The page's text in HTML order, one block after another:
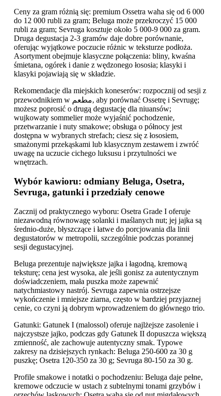
Ceny za gram różnią się: premium Ossetra waha się od 6 000
do 12 000 rubli za gram; Beluga może przekroczyć 15 000
rubli za gram; Sevruga kosztuje około 5 000-9 000 za gram.
Druga degustacja 2-3 gramów daje dobre porównanie,
oferując wyjątkowe poczucie różnic w teksturze podłoża.
Asortyment obejmuje klasyczne połączenia: bliny, kwaśna
śmietana, ogórek i danie z wędzonego łososia; klasyki i
klasyki pojawiają się w składzie.
Rekomendacje dla miejskich koneserów: rozpocznij od sesji z
przewodnikiem w مطعم, aby porównać Ossetrę i Sevrugę;
możesz poprosić o drugą degustację dla niuansów;
wujkowaty sommelier może wyjaśnić pochodzenie,
przetwarzanie i nuty smakowe; obsługa o północy jest
dostępna w wybranych strefach; ciesz się z łososiem,
smażonymi przekąskami lub klasycznym zestawem i zwróć
uwagę na uczucie cichego luksusu i przytulności we
wnętrzach.
Wybór kawioru: odmiany Beluga, Osetra,
Sevruga, gatunki i przedziały cenowe
Zacznij od praktycznego wyboru: Osetra Grade I oferuje
niezawodną równowagę solanki i maślanych nut; jej jajka są
średnio-duże, błyszczące i łatwe do porcjowania dla linii
degustatorów w metropolii, szczególnie podczas porannej
sesji degustacyjnej.
Beluga prezentuje największe jajka i łagodną, kremową
teksturę; cena jest wysoka, ale jeśli gonisz za autentycznym
doświadczeniem, mała puszka może zapewnić
natychmiastowy nastrój. Sevruga zapewnia ostrzejsze
wykończenie i mniejsze ziarna, często w bardziej przyjaznej
cenie, co czyni ją dobrym wprowadzeniem do głównego trio.
Gatunki: Gatunek I (malossol) oferuje najlżejsze zasolenie i
najczystsze jajko, podczas gdy Gatunek II dopuszcza większą
zmienność, ale zachowuje autentyczny smak. Typowe
zakresy na dzisiejszych rynkach: Beluga 250-600 za 30 g
puszkę; Osetra 120-350 za 30 g; Sevruga 80-150 za 30 g.
Profile smakowe i notatki o pochodzeniu: Beluga daje pełne,
kremowe odczucie w ustach z subtelnymi tonami grzybów i